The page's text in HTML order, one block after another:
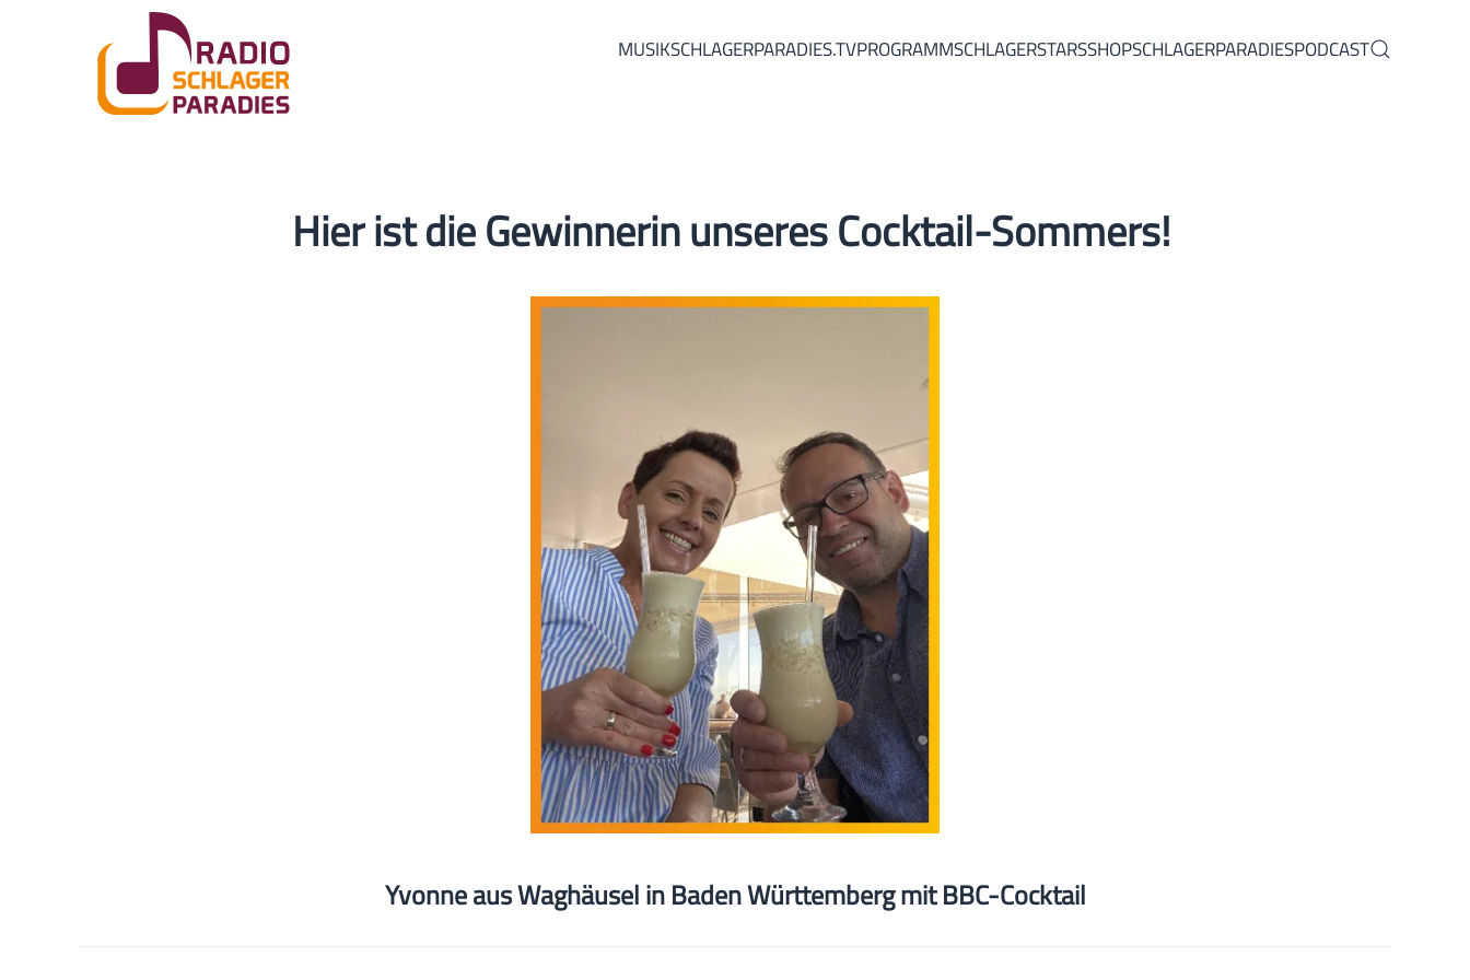
MUSIKSCHLAGERPARADIES.TVPROGRAMMSCHLAGERSTARSSHOPSCHLAGERPARADIESPODCAST
Hier ist die Gewinnerin unseres Cocktail-Sommers!
Yvonne aus Waghäusel in Baden Württemberg mit BBC-Cocktail